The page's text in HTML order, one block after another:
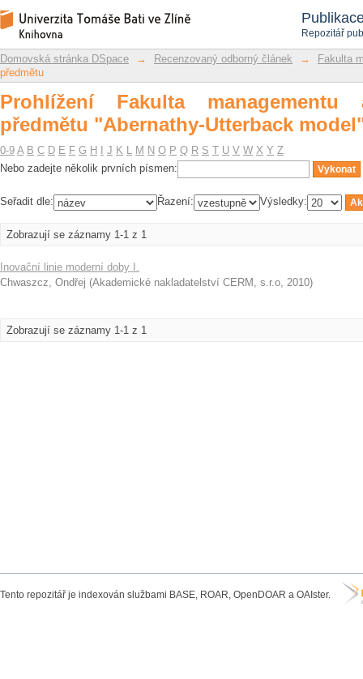
Repozitář
Prohlížení Fakulta managementu a
model"
Repozitář DSpace/Manakin
Domovská stránka DSpace → Recenzovaný odborný článek →
Fakulta
předmětu
Prohlížení Fakulta
předmětu "Abernathy-Utterback
0-9 A B C D E F G H J K L M N O P Q R S T U V W X Y Z
Nebo zadejte několik prvních písmen:
Seřadit dle: Řazení: Výsledky:
Zobrazují se záznamy 1-1 z 1
Inovační linie moderní doby I.
Chwaszcz, Ondřej (Akademické nakladatelství CERM, s.r.o, 2010)
Zobrazují se záznamy 1-1 z 1
Tento repozitář je indexován službami BASE, ROAR, OpenDOAR a OAIster.